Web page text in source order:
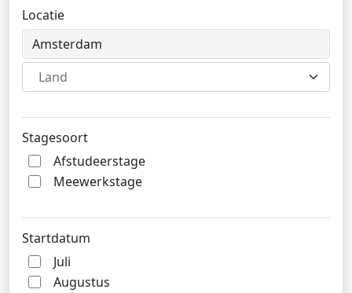
Locatie
Land
Stagesoort
Afstudeerstage
Meewerkstage
Startdatum
Juli
Augustus